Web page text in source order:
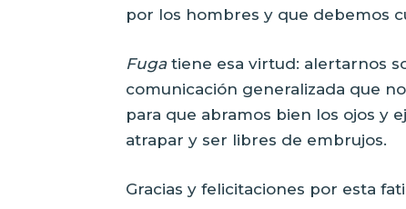
por los hombres y que debemos
Fuga tiene esa virtud: alertarnos
comunicación generalizada que
para que abramos bien los ojos y
atrapar y ser libres de embrujos.
Gracias y felicitaciones por esta